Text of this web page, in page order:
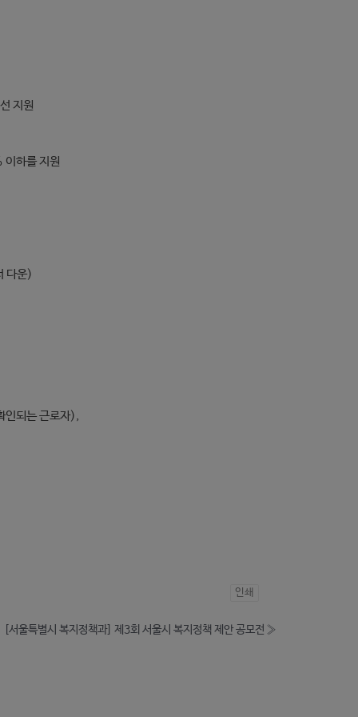
지원
하를 지원
다운)
인되는 근로자),
인쇄
[서울특별시 복지정책과] 제3회 서울시 복지정책 제안 공모전 »